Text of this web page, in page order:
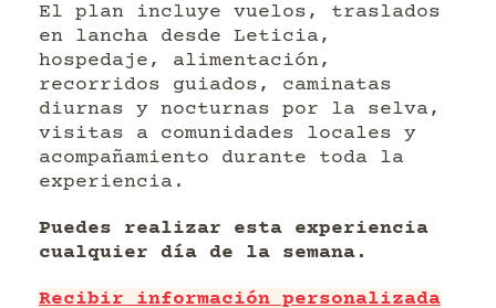
El plan incluye vuelos, traslados
en lancha desde Leticia,
hospedaje, alimentación,
recorridos guiados, caminatas
diurnas y nocturnas por la selva,
visitas a comunidades locales y
acompañamiento durante toda la
experiencia.
Puedes realizar esta experiencia
cualquier día de la semana.
Recibir información personalizada